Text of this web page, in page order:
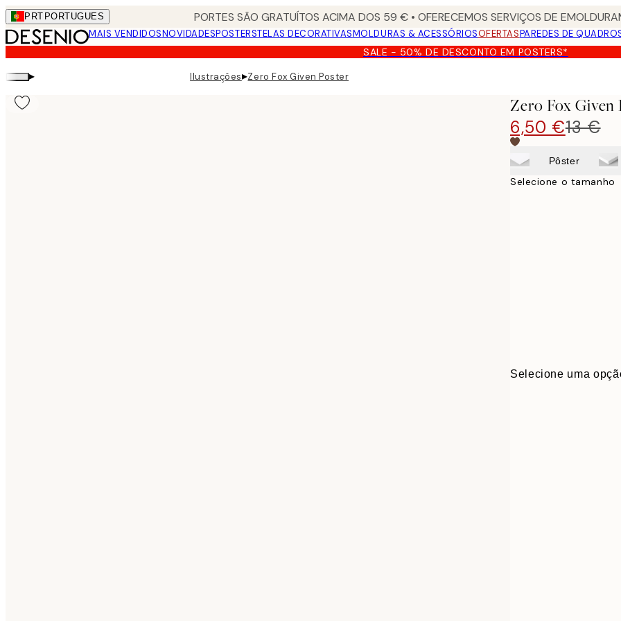
Skip
to
main
content.
PRT PORTUGUES PORTES SÃO GRATUÍTOS ACIMA DOS 59 € • OFERECEMOS SERVIÇOS DE
MAIS VENDIDOSNOVIDADESPOSTERSTELAS DECORATIVASMOLDURAS & ACESSÓRIOSOFERTASPAREDES DE
SALE - 50% DE DESCONTO EM POSTERS*
▸ Ilustrações▸Zero Fox Given Poster
Zero Fox Given
6,50 €13 €
Pôster
Selecione o tamanho
Selecione uma